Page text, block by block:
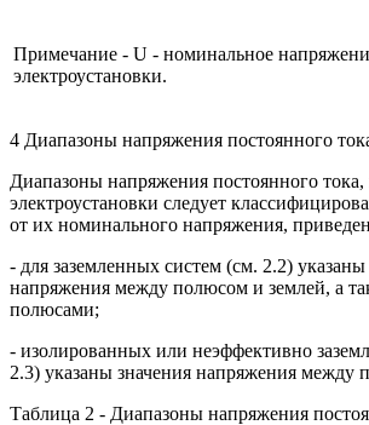
Примечание - U - номинальное
электроустановки.
4 Диапазоны напряжения постоянного
Диапазоны напряжения постоянного
электроустановки следует
от их номинального напряжения,
- для заземленных систем (см. 2.2) указаны
напряжения между полюсом и землей, а
полюсами;
- изолированных или неэффективно
2.3) указаны значения напряжения между
Таблица 2 - Диапазоны напряжения